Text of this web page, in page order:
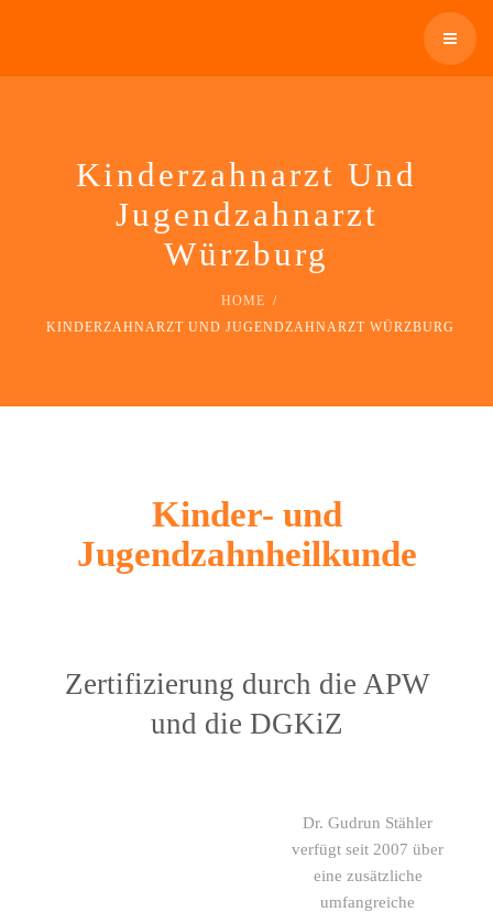
ÜBERWEISER
TELEFON: 0931 12300
SCHNARCHEN
KONTAKT / TERMIN
TELEFON: 0931 12300
Kinderzahnarzt Und
Jugendzahnarzt
Würzburg
HOME
KINDERZAHNARZT UND JUGENDZAHNARZT WÜRZBURG
Kinder- und
Jugendzahnheilkunde
Zertifizierung durch die APW
und die DGKiZ
Dr. Gudrun Stähler
verfügt seit 2007 über
eine zusätzliche
umfangreiche